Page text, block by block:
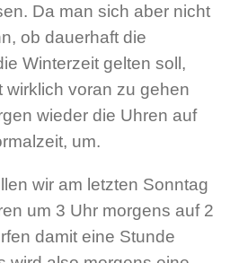
Da man sich aber nicht
ob dauerhaft die
Winterzeit gelten soll,
wirklich voran zu gehen
wieder die Uhren auf
um.
wir am letzten Sonntag
um 3 Uhr morgens auf 2
damit eine Stunde